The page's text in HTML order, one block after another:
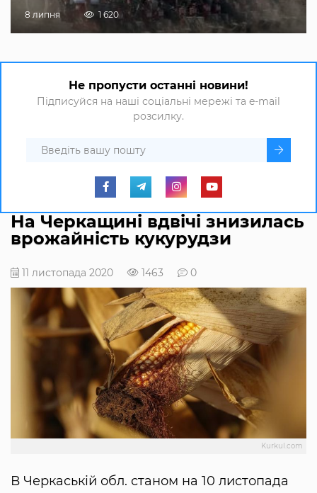
8 липня 1 620
Не пропусти останні новини!
Підписуйся на наші соціальні мережі та e-mail
розсилку.
На Черкащині вдвічі знизилась
врожайність кукурудзи
11 листопада 2020 1463 0
Kurkul.com
В Черкаській обл. станом на 10 листопада